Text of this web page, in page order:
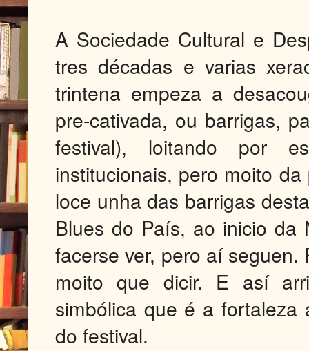
A Sociedade Cultural e
tres décadas e varias
trintena empeza a
pre-cativada, ou barrigas,
festival), loitando por
institucionais, pero moito
loce unha das barrigas
Blues do País, ao inicio da
facerse ver, pero aí
moito que dicir. E así
simbólica que é a
do festival.